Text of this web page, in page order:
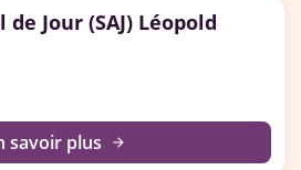
Jour (SAJ) Léopold
savoir plus arrow_forward